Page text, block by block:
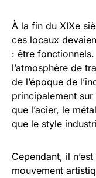
À la fin du XIXe
ces locaux
: être
l’atmosphère de
de l’époque de
principalement sur
que l’acier, le
que le style
Cependant, il
mouvement